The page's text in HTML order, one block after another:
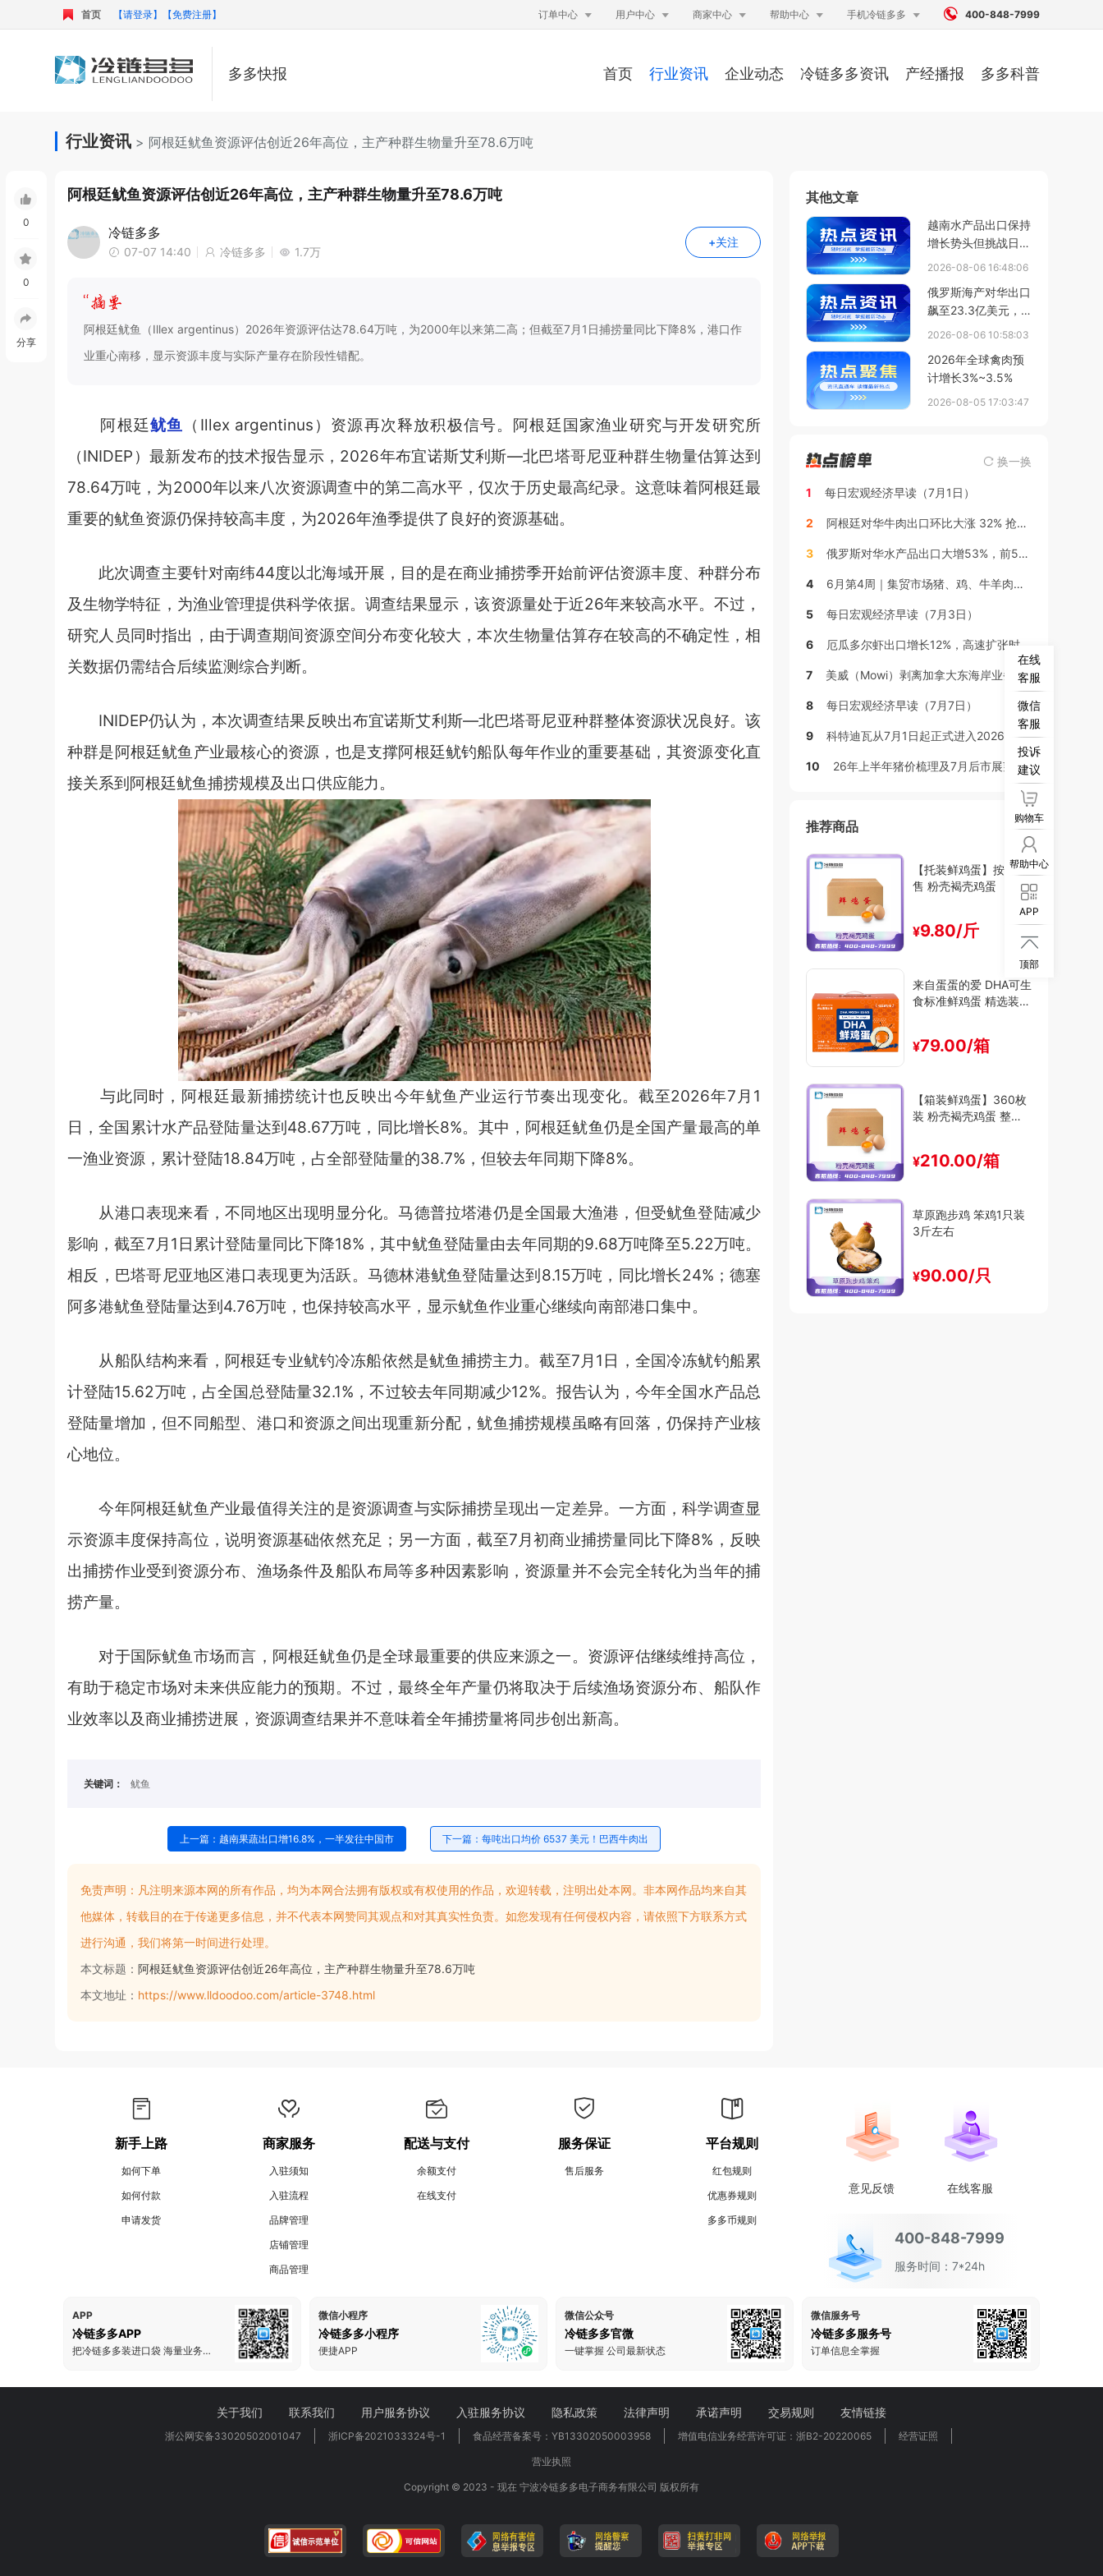
首页 【请登录】 【免费注册】 订单中心  用户中心  商家中心  帮助中心  手机冷链多多   400-848-7999
多多快报 首页 行业资讯 企业动态 冷链多多资讯 产经播报 多多科普
行业资讯 > 阿根廷鱿鱼资源评估创近26年高位，主产种群生物量升至78.6万吨
阿根廷鱿鱼资源评估创近26年高位，主产种群生物量升至78.6万吨
冷链多多
07-07 14:40 冷链多多 1.7万
+关注
阿根廷鱿鱼（Illex argentinus）2026年资源评估达78.64万吨，为2000年以来第二高；但截至7月1日捕捞量同比下降8%，港口作
业重心南移，显示资源丰度与实际产量存在阶段性错配。
阿根廷鱿鱼 （Illex argentinus）资源再次释放积极信号。阿根廷国家渔业研究与开发研究所
（INIDEP）最新发布的技术报告显示，2026年布宜诺斯艾利斯—北巴塔哥尼亚种群生物量估算达到
78.64万吨，为2000年以来八次资源调查中的第二高水平，仅次于历史最高纪录。这意味着阿根廷最
重要的鱿鱼资源仍保持较高丰度，为2026年渔季提供了良好的资源基础。
此次调查主要针对南纬44度以北海域开展，目的是在商业捕捞季开始前评估资源丰度、种群分布
及生物学特征，为渔业管理提供科学依据。调查结果显示，该资源量处于近26年来较高水平。不过，
研究人员同时指出，由于调查期间资源空间分布变化较大，本次生物量估算存在较高的不确定性，相
关数据仍需结合后续监测综合判断。
INIDEP仍认为，本次调查结果反映出布宜诺斯艾利斯—北巴塔哥尼亚种群整体资源状况良好。该
种群是阿根廷鱿鱼产业最核心的资源，也是支撑阿根廷鱿钓船队每年作业的重要基础，其资源变化直
接关系到阿根廷鱿鱼捕捞规模及出口供应能力。
与此同时，阿根廷最新捕捞统计也反映出今年鱿鱼产业运行节奏出现变化。截至2026年7月1
日，全国累计水产品登陆量达到48.67万吨，同比增长8%。其中，阿根廷鱿鱼仍是全国产量最高的单
一渔业资源，累计登陆18.84万吨，占全部登陆量的38.7%，但较去年同期下降8%。
从港口表现来看，不同地区出现明显分化。马德普拉塔港仍是全国最大渔港，但受鱿鱼登陆减少
影响，截至7月1日累计登陆量同比下降18%，其中鱿鱼登陆量由去年同期的9.68万吨降至5.22万吨。
相反，巴塔哥尼亚地区港口表现更为活跃。马德林港鱿鱼登陆量达到8.15万吨，同比增长24%；德塞
阿多港鱿鱼登陆量达到4.76万吨，也保持较高水平，显示鱿鱼作业重心继续向南部港口集中。
从船队结构来看，阿根廷专业鱿钓冷冻船依然是鱿鱼捕捞主力。截至7月1日，全国冷冻鱿钓船累
计登陆15.62万吨，占全国总登陆量32.1%，不过较去年同期减少12%。报告认为，今年全国水产品总
登陆量增加，但不同船型、港口和资源之间出现重新分配，鱿鱼捕捞规模虽略有回落，仍保持产业核
心地位。
今年阿根廷鱿鱼产业最值得关注的是资源调查与实际捕捞呈现出一定差异。一方面，科学调查显
示资源丰度保持高位，说明资源基础依然充足；另一方面，截至7月初商业捕捞量同比下降8%，反映
出捕捞作业受到资源分布、渔场条件及船队布局等多种因素影响，资源量并不会完全转化为当年的捕
捞产量。
对于国际鱿鱼市场而言，阿根廷鱿鱼仍是全球最重要的供应来源之一。资源评估继续维持高位，
有助于稳定市场对未来供应能力的预期。不过，最终全年产量仍将取决于后续渔场资源分布、船队作
业效率以及商业捕捞进展，资源调查结果并不意味着全年捕捞量将同步创出新高。
关键词： 鱿鱼
上一篇：越南果蔬出口增16.8%，一半发往中国市 下一篇：每吨出口均价 6537 美元！巴西牛肉出
免责声明： 凡注明来源本网的所有作品，均为本网合法拥有版权或有权使用的作品，欢迎转载，注明出处本网。非本网作品均来自其
他媒体，转载目的在于传递更多信息，并不代表本网赞同其观点和对其真实性负责。如您发现有任何侵权内容，请依照下方联系方式
进行沟通，我们将第一时间进行处理。
本文标题： 阿根廷鱿鱼资源评估创近26年高位，主产种群生物量升至78.6万吨
本文地址： https://www.lldoodoo.com/article-3748.html
其他文章
越南水产品出口保持
增长势头但挑战日益
凸显
2026-08-06 16:48:06
俄罗斯海产对华出口
飙至23.3亿美元，
狭鳕量大涨25%、活
2026-08-06 10:58:03
2026年全球禽肉预
计增长3%~3.5%
2026-08-05 17:03:47
换一换
1 每日宏观经济早读（7月1日）
2 阿根廷对华牛肉出口环比大涨 32% 抢占市场增量
3 俄罗斯对华水产品出口大增53%，前5个月突破20亿美元
4 6月第4周｜集贸市场猪、鸡、牛羊肉行情周报
5 每日宏观经济早读（7月3日）
6 厄瓜多尔虾出口增长12%，高速扩张时代接近尾声
7 美威（Mowi）剥离加拿大东海岸业务，9000吨三文鱼产能由库克（Cooke）接手
8 每日宏观经济早读（7月7日）
9 科特迪瓦从7月1日起正式进入2026年度休渔期
10 26年上半年猪价梳理及7月后市展望
推荐商品
【托装鲜鸡蛋】按斤出
售 粉壳褐壳鸡蛋
¥9.80/斤
来自蛋蛋的爱 DHA可生
食标准鲜鸡蛋 精选装
¥79.00/箱
【箱装鲜鸡蛋】360枚
装 粉壳褐壳鸡蛋 整箱
¥210.00/箱
草原跑步鸡 笨鸡1只装
3斤左右
¥90.00/只
0
0
分享
在线
客服
微信
客服
投诉
建议
购物车
帮助中心
APP

顶部
新手上路
如何下单
如何付款
申请发货
商家服务
入驻须知
入驻流程
品牌管理
店铺管理
商品管理
配送与支付
余额支付
在线支付
服务保证
售后服务
平台规则
红包规则
优惠券规则
多多币规则
意见反馈 在线客服
400-848-7999
服务时间：7*24h
APP
冷链多多APP
把冷链多多装进口袋 海量业务一手掌握
微信小程序
冷链多多小程序
便捷APP
微信公众号
冷链多多官微
一键掌握 公司最新状态
微信服务号
冷链多多服务号
订单信息全掌握
关于我们 联系我们 用户服务协议 入驻服务协议 隐私政策 法律声明 承诺声明 交易规则 友情链接
浙公网安备33020502001047 浙ICP备2021033324号-1 食品经营备案号：YB13302050003958 增值电信业务经营许可证：浙B2-20220065 经营证照
营业执照
Copyright © 2023 - 现在 宁波冷链多多电子商务有限公司 版权所有